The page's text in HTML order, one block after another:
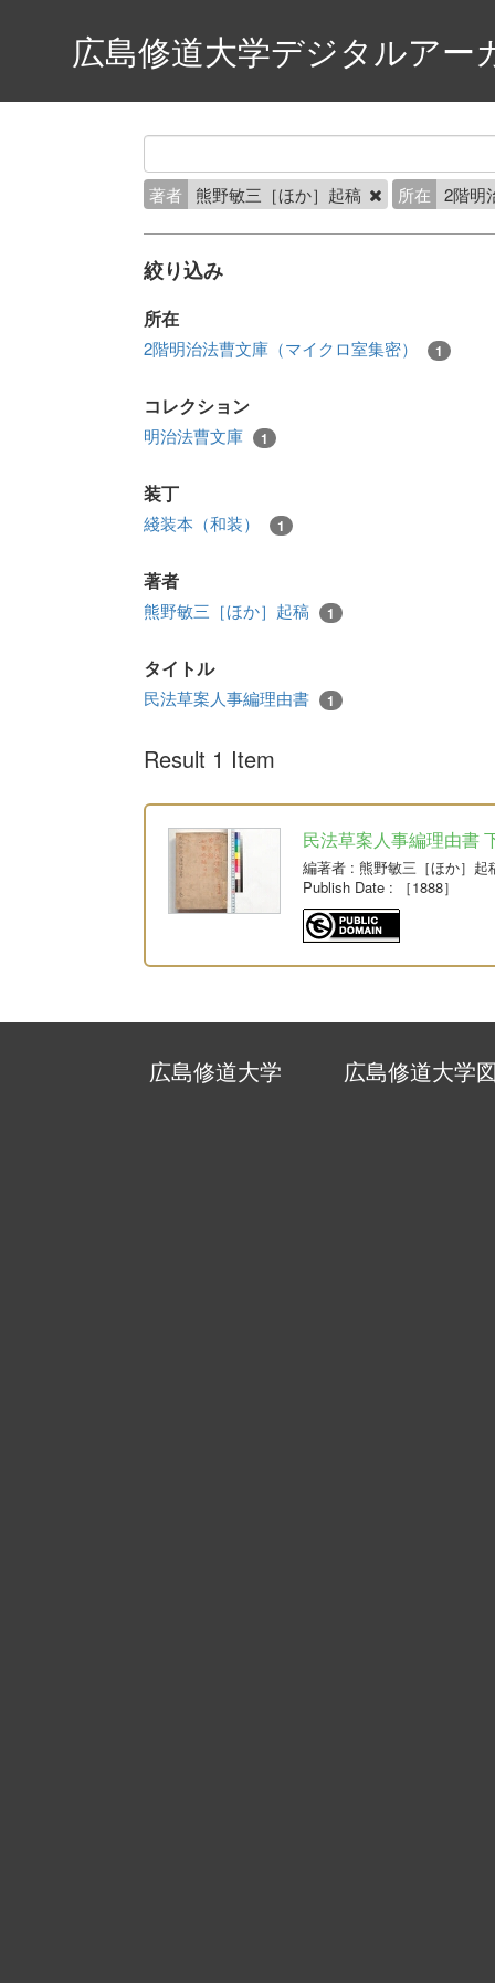
広島修道大学デジタルアー
著者 熊野敏三［ほか］起稿 所在 2階明
絞り込み
所在
2階明治法曹文庫（マイクロ室集密） 1
コレクション
明治法曹文庫 1
装丁
綫装本（和装） 1
著者
熊野敏三［ほか］起稿 1
タイトル
民法草案人事編理由書 1
Result 1 Item
民法草案人事編理由書
編著者 : 熊野敏三［ほか］起
Publish Date : ［1888］
広島修道大学 広島修道大学